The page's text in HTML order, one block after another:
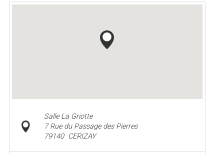
Salle La Griotte
7 Rue du Passage des Pierres
79140 CERIZAY